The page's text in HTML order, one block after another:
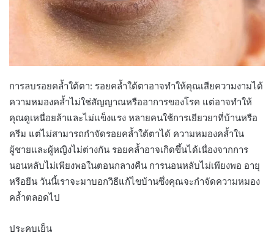
การลบรอยคล้ำใต้ตา: รอยคล้ำใต้ตาอาจทำให้คุณเสียความงามได้
ความหมองคล้ำไม่ใช่สัญญาณหรืออาการของโรค แต่อาจทำให้
คุณดูเหนื่อยล้าและไม่แข็งแรง หลายคนใช้การเยียวยาที่บ้านหรือ
ครีม แต่ไม่สามารถกำจัดรอยคล้ำใต้ตาได้ ความหมองคล้ำใน
ผู้ชายและผู้หญิงไม่ต่างกัน รอยคล้ำอาจเกิดขึ้นได้เนื่องจากการ
นอนหลับไม่เพียงพอในตอนกลางคืน การนอนหลับไม่เพียงพอ อายุ
หรือยีน วันนี้เราจะมาบอกวิธีแก้ไขบ้านซึ่งคุณจะกำจัดความหมอง
คล้ำตลอดไป
ประคบเย็น